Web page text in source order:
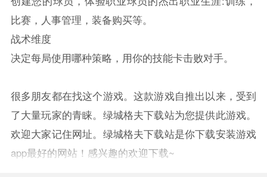
比赛，人事管理，装备购买等。
战术维度
决定每局使用哪种策略，用你的技能卡击败对手。
很多朋友都在找这个游戏。这款游戏自推出以来，受到
了大量玩家的青睐。绿城格夫下载站为您提供此游戏。
欢迎大家记住网址。绿城格夫下载站是你下载安装游戏
app最好的网站！感兴趣的欢迎下载~